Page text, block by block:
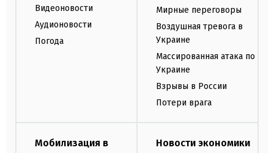
Видеоновости
Аудионовости
Погода
Мирные переговоры
Воздушная тревога в
Украине
Массированная атака по
Украине
Взрывы в России
Потери врага
Мобилизация в
Новости экономики